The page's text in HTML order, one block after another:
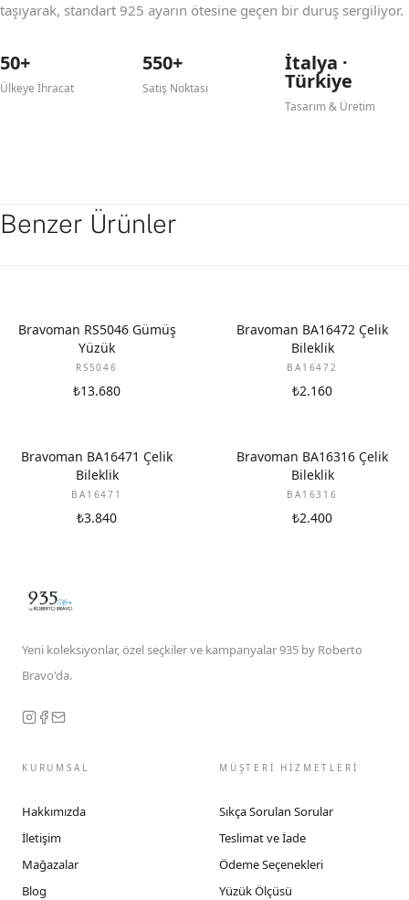
taşıyarak, standart 925 ayarın ötesine geçen bir duruş sergiliyor.
50+
Ülkeye İhracat
550+
Satış Noktası
İtalya ·
Türkiye
Tasarım & Üretim
Benzer Ürünler
Bravoman RS5046 Gümüş
Yüzük
RS5046
₺13.680
Bravoman BA16472 Çelik
Bileklik
BA16472
₺2.160
Bravoman BA16471 Çelik
Bileklik
BA16471
₺3.840
Bravoman BA16316 Çelik
Bileklik
BA16316
₺2.400
Yeni koleksiyonlar, özel seçkiler ve kampanyalar 935 by Roberto
Bravo'da.
KURUMSAL
Hakkımızda
İletişim
Mağazalar
Blog
MÜŞTERİ HİZMETLERİ
Sıkça Sorulan Sorular
Teslimat ve İade
Ödeme Seçenekleri
Yüzük Ölçüsü